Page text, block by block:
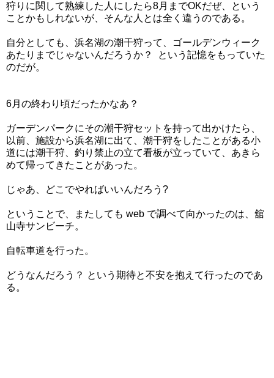
狩りに関して熟練した人にしたら8月までOKだぜ、という
ことかもしれないが、そんな人とは全く違うのである。
自分としても、浜名湖の潮干狩って、ゴールデンウィーク
あたりまでじゃないんだろうか？ という記憶をもっていた
のだが。
6月の終わり頃だったかなあ？
ガーデンパークにその潮干狩セットを持って出かけたら、
以前、施設から浜名湖に出て、潮干狩をしたことがある小
道には潮干狩、釣り禁止の立て看板が立っていて、あきら
めて帰ってきたことがあった。
じゃあ、どこでやればいいんだろう?
ということで、またしても web で調べて向かったのは、舘
山寺サンビーチ。
自転車道を行った。
どうなんだろう？ という期待と不安を抱えて行ったのであ
る。